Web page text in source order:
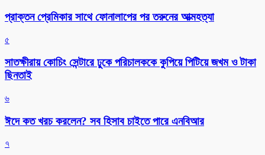
প্রাক্তন প্রেমিকার সাথে ফোনালাপের পর তরুনের আত্মহত্যা
৫
সাতক্ষীরায় কোচিং সেন্টারে ঢুকে পরিচালককে কুপিয়ে পিটিয়ে জখম ও টাকা
ছিনতাই
৬
ঈদে কত খরচ করলেন? সব হিসাব চাইতে পারে এনবিআর
৭